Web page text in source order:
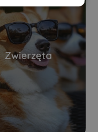
Zwierzęta